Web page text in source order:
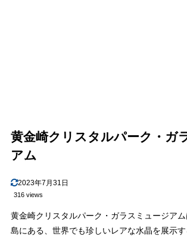
黄金崎クリスタルパーク・ガ
アム
2023年7月31日
316 views
黄金崎クリスタルパーク・ガラスミュージア
島にある、世界でも珍しいレアな水晶を展示